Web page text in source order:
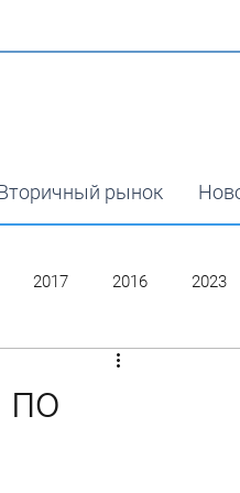
рынок
2017 2016 2023